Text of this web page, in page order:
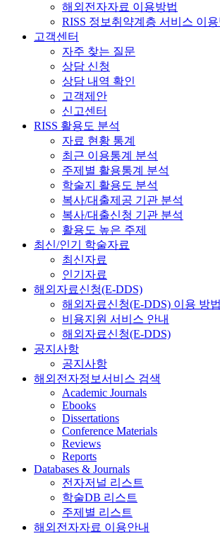
해외전자자료 이용방법
RISS 정보취약계층 서비스 이
고객센터
자주 찾는 질문
상담 신청
상담 내역 확인
고객제안
신고센터
RISS 활용도 분석
자료 현황 통계
최근 이용통계 분석
주제별 활용통계 분석
학술지 활용도 분석
복사/대출제공 기관 분석
복사/대출신청 기관 분석
활용도 높은 주제
최신/인기 학술자료
최신자료
인기자료
해외자료신청(E-DDS)
해외자료신청(E-DDS) 이용 방법
비용지원 서비스 안내
해외자료신청(E-DDS)
공지사항
공지사항
해외전자정보서비스 검색
Academic Journals
Ebooks
Dissertations
Conference Materials
Reviews
Reports
Databases & Journals
전자저널 리스트
학술DB 리스트
주제별 리스트
해외전자자료 이용안내